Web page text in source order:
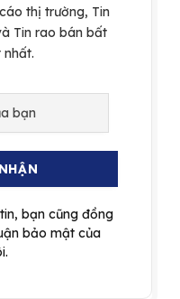
thị trường, Tin
Tin rao bán bất
bạn cũng đồng
bảo mật của